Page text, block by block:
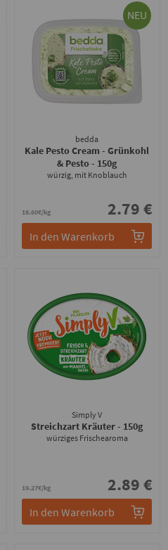
NEU
bedda
Kale Pesto Cream - Grünkohl
& Pesto- 150g
würzig, mit Knoblauch
18.60€/kg 2.79 €
In den Warenkorb
Simply V
Streichzart Kräuter- 150g
würziges Frischearoma
19.27€/kg 2.89 €
In den Warenkorb